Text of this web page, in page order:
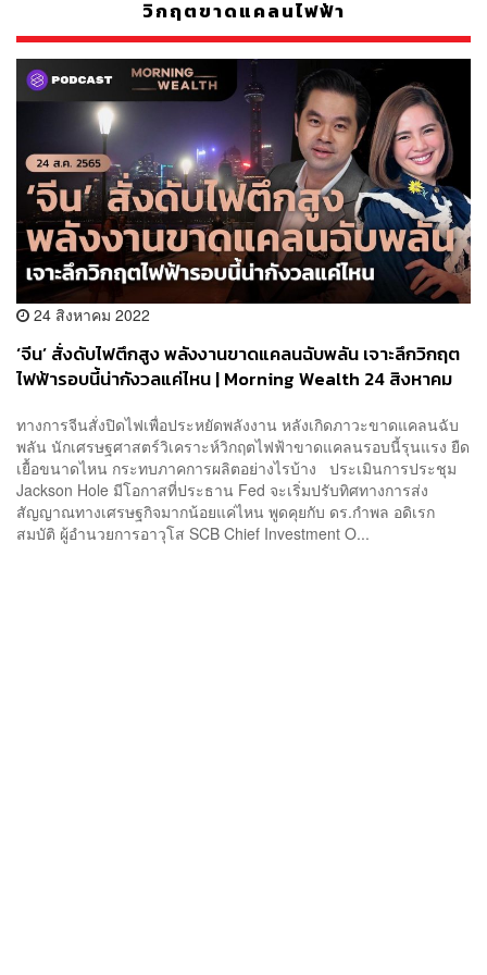
วิกฤตขาดแคลนไฟฟ้า
24 สิงหาคม 2022
‘จีน’ สั่งดับไฟตึกสูง พลังงานขาดแคลนฉับพลัน เจาะลึกวิกฤต
ไฟฟ้ารอบนี้น่ากังวลแค่ไหน | Morning Wealth 24 สิงหาคม
ทางการจีนสั่งปิดไฟเพื่อประหยัดพลังงาน หลังเกิดภาวะขาดแคลนฉับ
พลัน นักเศรษฐศาสตร์วิเคราะห์วิกฤตไฟฟ้าขาดแคลนรอบนี้รุนแรง ยืด
เยื้อขนาดไหน กระทบภาคการผลิตอย่างไรบ้าง ประเมินการประชุม
Jackson Hole มีโอกาสที่ประธาน Fed จะเริ่มปรับทิศทางการส่ง
สัญญาณทางเศรษฐกิจมากน้อยแค่ไหน พูดคุยกับ ดร.กำพล อดิเรก
สมบัติ ผู้อำนวยการอาวุโส SCB Chief Investment O...